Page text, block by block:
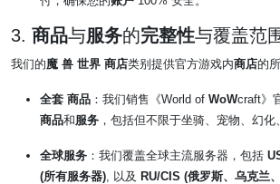
3. 商品与服务的完整性与覆盖范
我们的魔 兽 世界 商店类别提供官方游戏内商店的
全套 商品 ：我们销售《World of WoWcraft》
商品和服务 ，包括但不限于坐骑、宠物、幻化
全球服务 ：我们覆盖全球主流服务器，包括
(所有服务器) , 以及 RU/CIS (俄罗斯、乌克兰